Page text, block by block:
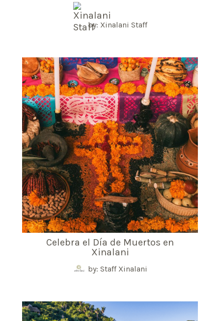
by: Xinalani Staff
Celebra el Día de Muertos en
Xinalani
by: Staff Xinalani